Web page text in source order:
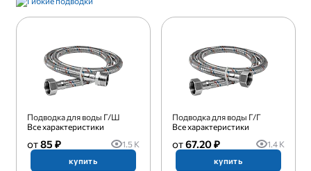
Подводка для воды Г/Ш
Все характеристики
85 ₽
1.5 K
купить
Подводка для воды Г/Г
Все характеристики
67.20 ₽
1.4 K
купить